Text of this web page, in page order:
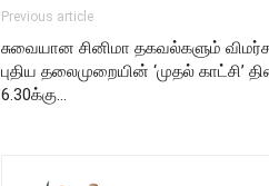
Previous article
சுவையான சினிமா தகவல்களும்
புதிய தலைமுறையின் ‘முதல் காட்சி’
6.30க்கு…